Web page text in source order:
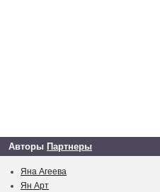
Авторы Партнеры
Яна Агеева
Ян Арт